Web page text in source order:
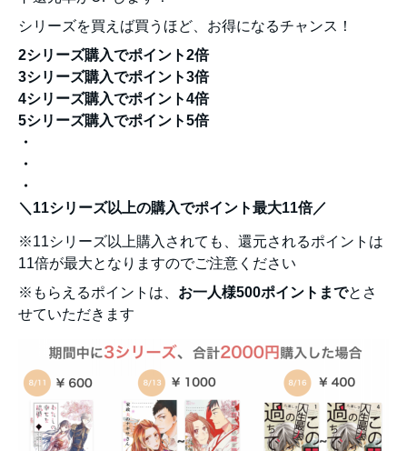
シリーズを買えば買うほど、お得になるチャンス！
2シリーズ購入でポイント2倍
3シリーズ購入でポイント3倍
4シリーズ購入でポイント4倍
5シリーズ購入でポイント5倍
・
・
・
＼11シリーズ以上の購入でポイント最大11倍／
※11シリーズ以上購入されても、還元されるポイントは
11倍が最大となりますのでご注意ください
※もらえるポイントは、 お一人様500ポイントまでとさ
せていただきます